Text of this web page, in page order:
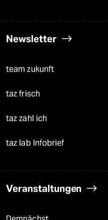
Newsletter
team zukunft
taz frisch
taz zahl ich
taz lab Infobrief
Veranstaltungen